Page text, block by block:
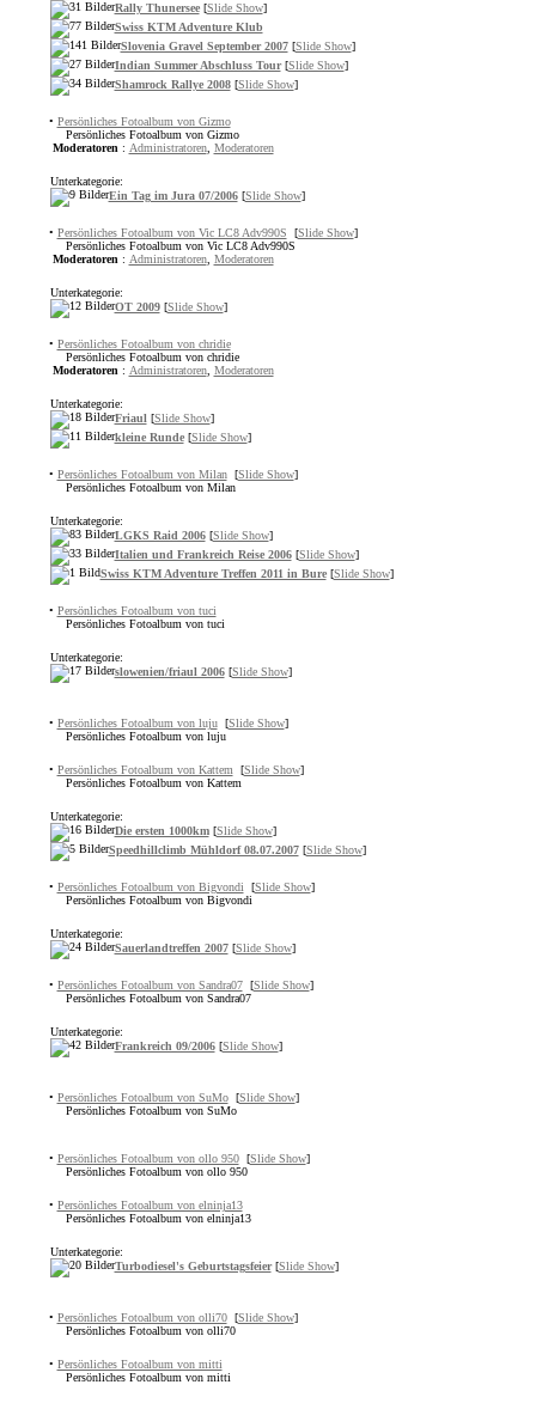
Rally Thunersee[Slide Show]
Swiss KTM Adventure Klub
Slovenia Gravel September 2007[Slide Show]
Indian Summer Abschluss Tour[Slide Show]
Shamrock Rallye 2008[Slide Show]
• Persönliches Fotoalbum von Gizmo
Persönliches Fotoalbum von Gizmo
Moderatoren : Administratoren, Moderatoren
Unterkategorie:
Ein Tag im Jura 07/2006[Slide Show]
• Persönliches Fotoalbum von Vic LC8 Adv990S [Slide Show]
Persönliches Fotoalbum von Vic LC8 Adv990S
Moderatoren : Administratoren, Moderatoren
Unterkategorie:
OT 2009[Slide Show]
• Persönliches Fotoalbum von chridie
Persönliches Fotoalbum von chridie
Moderatoren : Administratoren, Moderatoren
Unterkategorie:
Friaul[Slide Show]
kleine Runde[Slide Show]
• Persönliches Fotoalbum von Milan [Slide Show]
Persönliches Fotoalbum von Milan
Unterkategorie:
LGKS Raid 2006[Slide Show]
Italien und Frankreich Reise 2006[Slide Show]
Swiss KTM Adventure Treffen 2011 in Bure[Slide Show]
• Persönliches Fotoalbum von tuci
Persönliches Fotoalbum von tuci
Unterkategorie:
slowenien/friaul 2006[Slide Show]
• Persönliches Fotoalbum von luju [Slide Show]
Persönliches Fotoalbum von luju
• Persönliches Fotoalbum von Kattem [Slide Show]
Persönliches Fotoalbum von Kattem
Unterkategorie:
Die ersten 1000km[Slide Show]
Speedhillclimb Mühldorf 08.07.2007[Slide Show]
• Persönliches Fotoalbum von Bigvondi [Slide Show]
Persönliches Fotoalbum von Bigvondi
Unterkategorie:
Sauerlandtreffen 2007[Slide Show]
• Persönliches Fotoalbum von Sandra07 [Slide Show]
Persönliches Fotoalbum von Sandra07
Unterkategorie:
Frankreich 09/2006[Slide Show]
• Persönliches Fotoalbum von SuMo [Slide Show]
Persönliches Fotoalbum von SuMo
• Persönliches Fotoalbum von ollo 950 [Slide Show]
Persönliches Fotoalbum von ollo 950
• Persönliches Fotoalbum von elninja13
Persönliches Fotoalbum von elninja13
Unterkategorie:
Turbodiesel's Geburtstagsfeier[Slide Show]
• Persönliches Fotoalbum von olli70 [Slide Show]
Persönliches Fotoalbum von olli70
• Persönliches Fotoalbum von mitti
Persönliches Fotoalbum von mitti